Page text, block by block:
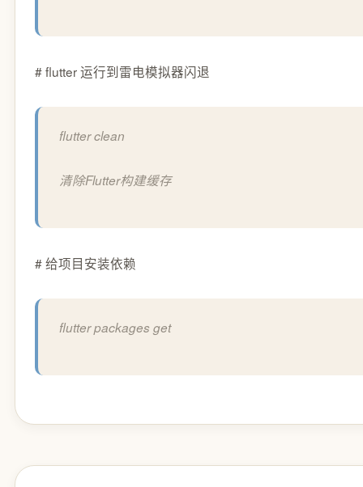
# flutter 运行到雷电模拟器闪退
flutter clean
清除Flutter构建缓存
# 给项目安装依赖
flutter packages get